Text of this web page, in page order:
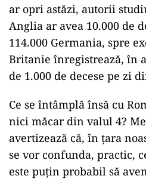
ar opri astăzi, autorii
Anglia ar avea 10.000 de
114.000 Germania, spre
Britanie înregistrează, în
de 1.000 de decese pe zi
Ce se întâmplă însă cu
nici măcar din valul 4?
avertizează că, în țara
se vor confunda, practic,
este puțin probabil să